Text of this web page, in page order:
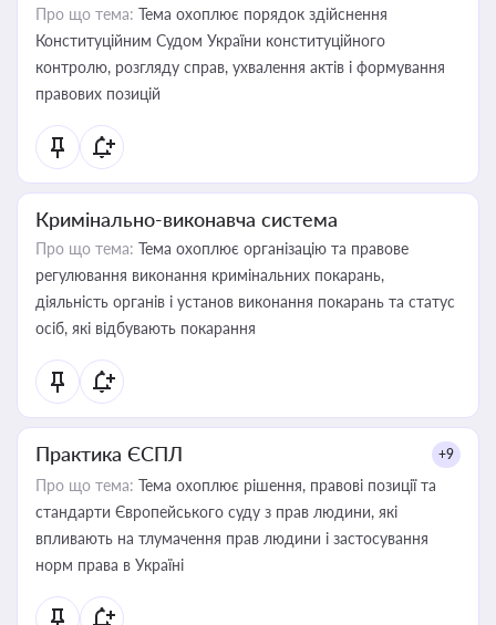
Про що тема: Тема охоплює порядок здійснення
Конституційним Судом України конституційного
контролю, розгляду справ, ухвалення актів і формування
правових позицій
Кримінально-виконавча система
Про що тема: Тема охоплює організацію та правове
регулювання виконання кримінальних покарань,
діяльність органів і установ виконання покарань та статус
осіб, які відбувають покарання
Практика ЄСПЛ +9
Про що тема: Тема охоплює рішення, правові позиції та
стандарти Європейського суду з прав людини, які
впливають на тлумачення прав людини і застосування
норм права в Україні